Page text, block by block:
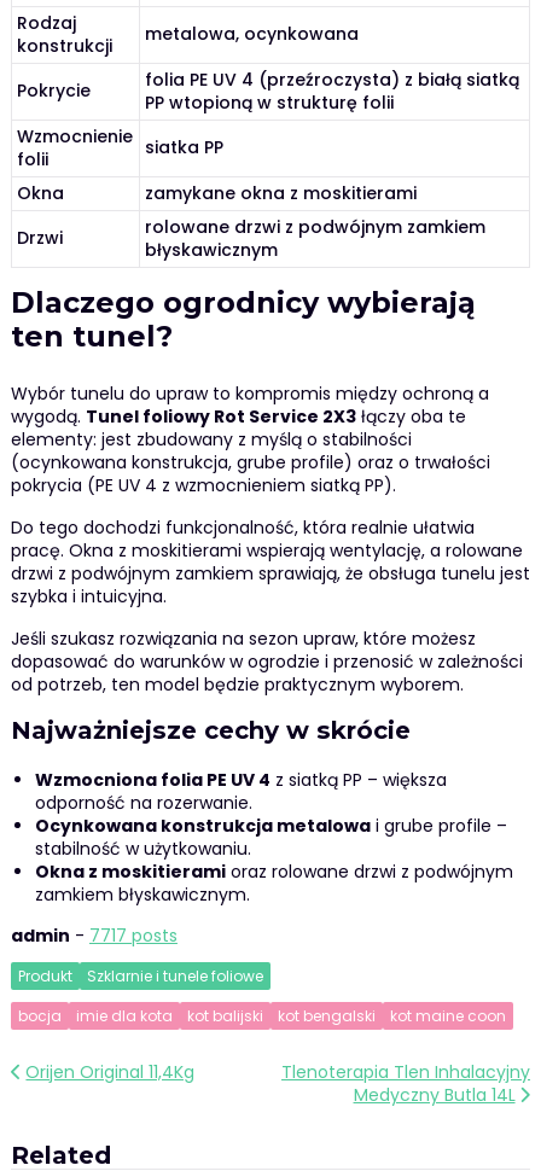
Rodzaj
konstrukcji
metalowa, ocynkowana
Pokrycie
folia PE UV 4 (przeźroczysta) z białą siatką
PP wtopioną w strukturę folii
Wzmocnienie
folii
siatka PP
Okna
zamykane okna z moskitierami
Drzwi
rolowane drzwi z podwójnym zamkiem
błyskawicznym
Dlaczego ogrodnicy wybierają
ten tunel?
Wybór tunelu do upraw to kompromis między ochroną a
wygodą. Tunel foliowy Rot Service 2X3łączy oba te
elementy: jest zbudowany z myślą o stabilności
(ocynkowana konstrukcja, grube profile) oraz o trwałości
pokrycia (PE UV 4 z wzmocnieniem siatką PP).
Do tego dochodzi funkcjonalność, która realnie ułatwia
pracę. Okna z moskitierami wspierają wentylację, a rolowane
drzwi z podwójnym zamkiem sprawiają, że obsługa tunelu jest
szybka i intuicyjna.
Jeśli szukasz rozwiązania na sezon upraw, które możesz
dopasować do warunków w ogrodzie i przenosić w zależności
od potrzeb, ten model będzie praktycznym wyborem.
Najważniejsze cechy w skrócie
Wzmocniona folia PE UV 4 z siatką PP – większa
odporność na rozerwanie.
Ocynkowana konstrukcja metalowai grube profile –
stabilność w użytkowaniu.
Okna z moskitieramioraz rolowane drzwi z podwójnym
zamkiem błyskawicznym.
admin - 7717 posts
Produkt
Szklarnie i tunele foliowe
bocja
imie dla kota kot balijski kot bengalski kot maine coon
Nawigacja
Orijen Original 11,4Kg
Tlenoterapia Tlen Inhalacyjny
Medyczny Butla 14L
Related